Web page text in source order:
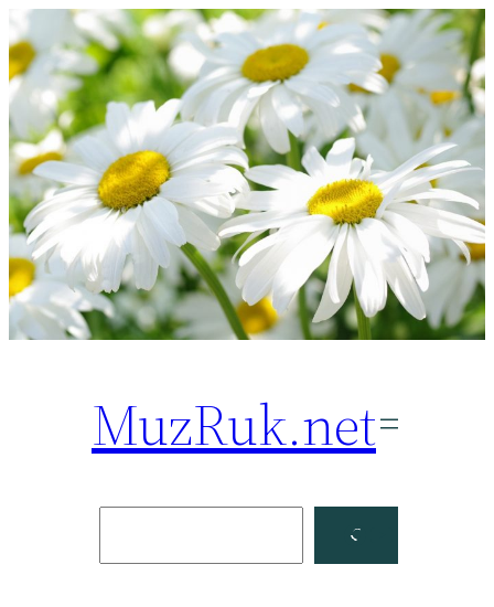
Перейти
к
содержимому
MuzRuk.net
Facebook